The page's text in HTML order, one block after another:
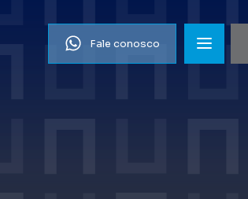
Fale conosco